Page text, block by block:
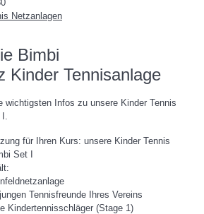
Netzanlagen
Bimbi
Kinder Tennisanlage
wichtigsten Infos zu unsere Kinder Tennis
für Ihren Kurs: unsere Kinder Tennis
Set I
Tennisfreunde Ihres Vereins
Kindertennisschläger (Stage 1)